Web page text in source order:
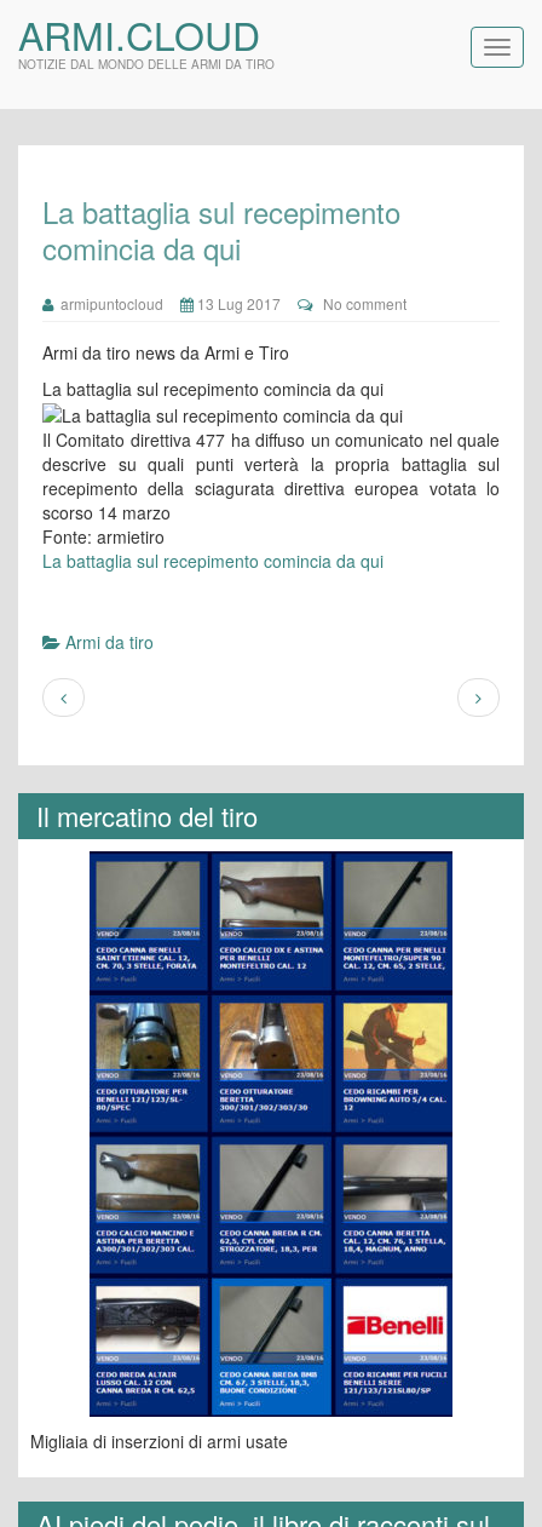
ARMI.CLOUD
NOTIZIE DAL MONDO DELLE ARMI DA TIRO
La battaglia sul recepimento
comincia da qui
armipuntocloud 13 Lug 2017 No comment
Armi da tiro news da Armi e Tiro
La battaglia sul recepimento comincia da qui
Il Comitato direttiva 477 ha diffuso un comunicato nel quale
descrive su quali punti verterà la propria battaglia sul
recepimento della sciagurata direttiva europea votata lo
scorso 14 marzo
Fonte: armietiro
La battaglia sul recepimento comincia da qui
Armi da tiro
Il mercatino del tiro
Migliaia di inserzioni di armi usate